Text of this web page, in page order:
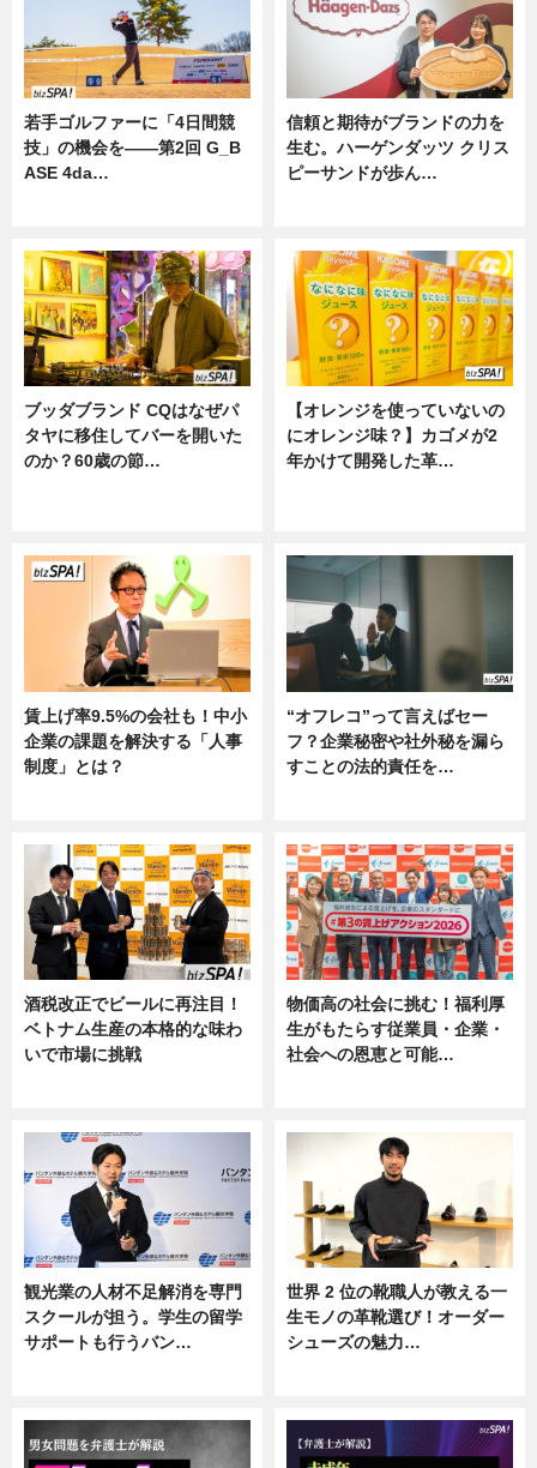
若手ゴルファーに「4日間競
技」の機会を——第2回 G_B
ASE 4da…
信頼と期待がブランドの力を
生む。ハーゲンダッツ クリス
ピーサンドが歩ん…
ブッダブランド CQはなぜパ
タヤに移住してバーを開いた
のか？60歳の節…
【オレンジを使っていないの
にオレンジ味？】カゴメが2
年かけて開発した革…
賃上げ率9.5%の会社も！中小
企業の課題を解決する「人事
制度」とは？
“オフレコ”って言えばセー
フ？企業秘密や社外秘を漏ら
すことの法的責任を…
酒税改正でビールに再注目！
ベトナム生産の本格的な味わ
いで市場に挑戦
物価高の社会に挑む！福利厚
生がもたらす従業員・企業・
社会への恩恵と可能…
観光業の人材不足解消を専門
スクールが担う。学生の留学
サポートも行うバン…
世界 2 位の靴職人が教える一
生モノの革靴選び！オーダー
シューズの魅力…